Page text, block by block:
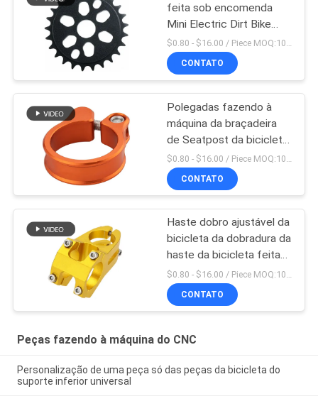
feita sob encomenda
Mini Electric Dirt Bike
Parts do Cnc do OEM
$0.80 - $16.00 / Piece MOQ:10 partes
CONTATO
Polegadas fazendo à
máquina da braçadeira
de Seatpost da bicicleta
5 x 4 das peças do CNC
da precisão
$0.80 - $16.00 / Piece MOQ:10 partes
CONTATO
Haste dobro ajustável da
bicicleta da dobradura da
haste da bicicleta feita
em China
$0.80 - $16.00 / Piece MOQ:10 partes
CONTATO
Peças fazendo à máquina do CNC
Personalização de uma peça só das peças da bicicleta do
suporte inferior universal